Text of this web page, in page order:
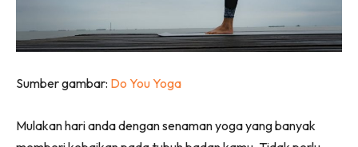
Sumber gambar: Do You Yoga
Mulakan hari anda dengan senaman yoga yang banyak